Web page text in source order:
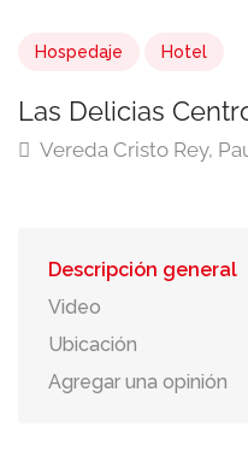
Hospedaje Hotel
Las Delicias
Vereda Cristo Rey,
Descripción general
Video
Ubicación
Agregar una opinión